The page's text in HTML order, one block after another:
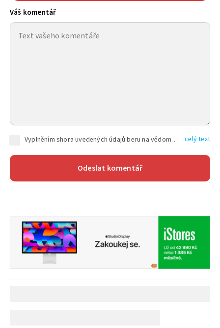
Váš komentář
Vyplněním shora uvedených údajů beru na vědomí, že společnost TEXT FACTORY s.r.o., sídlem Brno, Durďákova 336/29, Černá Pole, PSČ: 613 00, IČ: 06157831, zapsané u Krajského soudu v Brně, oddíl C, vložka 100399, bude zpracovávat mé osobní údaje uvedené v rámci mnou vyplněného registračního formuláře na základě oprávněných zájmů TEXT FACTORY s.r.o. dle čl. 6 odst. 1 písm. f) GDPR a pro splnění právních povinností (čl. 6 odst. 1 písm. c) GDPR), a to pro tyto účely: nezbytnost zajistit oprávnění návštěvníka webových stránek provozovaných společností TEXT FACTORY s.r.o. přispívat aktivně ke zveřejněným článkům nebo v rámci diskusních fór a výkon práv TEXT FACTORY s.r.o. jako administrátora těchto diskusních fór. Více informací o zpracování osobních údajů a právech lze nalézt v celý text